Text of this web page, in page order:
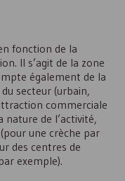
fonction de la
Il s’agit de la zone
également de la
secteur (urbain,
commerciale
de l’activité,
une crèche par
des centres de
exemple).